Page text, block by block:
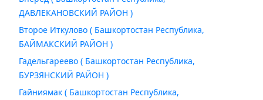
ДАВЛЕКАНОВСКИЙ РАЙОН )
Второе Иткулово ( Башкортостан Республика,
БАЙМАКСКИЙ РАЙОН )
Гадельгареево ( Башкортостан Республика,
БУРЗЯНСКИЙ РАЙОН )
Гайниямак ( Башкортостан Республика,